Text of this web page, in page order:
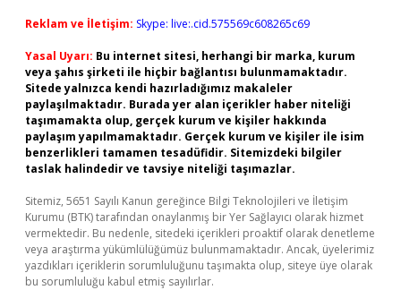
Reklam ve İletişim: Skype: live:.cid.575569c608265c69
Yasal Uyarı: Bu internet sitesi, herhangi bir marka, kurum
veya şahıs şirketi ile hiçbir bağlantısı bulunmamaktadır.
Sitede yalnızca kendi hazırladığımız makaleler
paylaşılmaktadır. Burada yer alan içerikler haber niteliği
taşımamakta olup, gerçek kurum ve kişiler hakkında
paylaşım yapılmamaktadır. Gerçek kurum ve kişiler ile isim
benzerlikleri tamamen tesadüfidir. Sitemizdeki bilgiler
taslak halindedir ve tavsiye niteliği taşımazlar.
Sitemiz, 5651 Sayılı Kanun gereğince Bilgi Teknolojileri ve İletişim
Kurumu (BTK) tarafından onaylanmış bir Yer Sağlayıcı olarak hizmet
vermektedir. Bu nedenle, sitedeki içerikleri proaktif olarak denetleme
veya araştırma yükümlülüğümüz bulunmamaktadır. Ancak, üyelerimiz
yazdıkları içeriklerin sorumluluğunu taşımakta olup, siteye üye olarak
bu sorumluluğu kabul etmiş sayılırlar.